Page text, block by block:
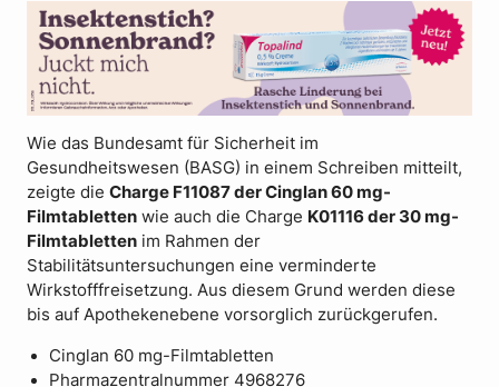
Wie das Bundesamt für Sicherheit im
Gesundheitswesen (BASG) in einem Schreiben mitteilt,
zeigte die Charge F11087 der Cinglan 60 mg-
Filmtabletten wie auch die Charge K01116 der 30 mg-
Filmtabletten im Rahmen der
Stabilitätsuntersuchungen eine verminderte
Wirkstofffreisetzung. Aus diesem Grund werden diese
bis auf Apothekenebene vorsorglich zurückgerufen.
Cinglan 60 mg-Filmtabletten
Pharmazentralnummer 4968276